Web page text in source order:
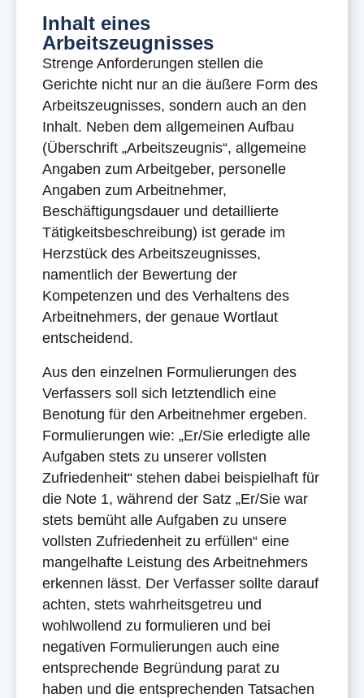
Inhalt eines
Arbeitszeugnisses
Strenge Anforderungen stellen die
Gerichte nicht nur an die äußere Form des
Arbeitszeugnisses, sondern auch an den
Inhalt. Neben dem allgemeinen Aufbau
(Überschrift „Arbeitszeugnis“, allgemeine
Angaben zum Arbeitgeber, personelle
Angaben zum Arbeitnehmer,
Beschäftigungsdauer und detaillierte
Tätigkeitsbeschreibung) ist gerade im
Herzstück des Arbeitszeugnisses,
namentlich der Bewertung der
Kompetenzen und des Verhaltens des
Arbeitnehmers, der genaue Wortlaut
entscheidend.
Aus den einzelnen Formulierungen des
Verfassers soll sich letztendlich eine
Benotung für den Arbeitnehmer ergeben.
Formulierungen wie: „Er/Sie erledigte alle
Aufgaben stets zu unserer vollsten
Zufriedenheit“ stehen dabei beispielhaft für
die Note 1, während der Satz „Er/Sie war
stets bemüht alle Aufgaben zu unsere
vollsten Zufriedenheit zu erfüllen“ eine
mangelhafte Leistung des Arbeitnehmers
erkennen lässt. Der Verfasser sollte darauf
achten, stets wahrheitsgetreu und
wohlwollend zu formulieren und bei
negativen Formulierungen auch eine
entsprechende Begründung parat zu
haben und die entsprechenden Tatsachen